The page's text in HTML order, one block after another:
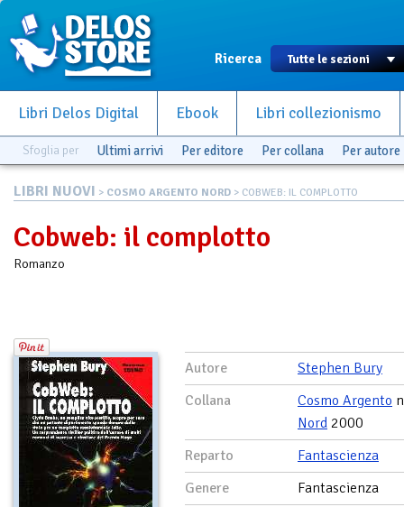
Ricerca
Libri Delos Digital Ebook Libri collezionismo
Sfoglia per Ultimi arrivi Per editore Per collana Per autore
LIBRI NUOVI > COSMO ARGENTO NORD > COBWEB: IL COMPLOTTO
Cobweb: il complotto
Romanzo
Autore
Stephen Bury
Collana
Cosmo Argento
Nord 2000
Reparto
Fantascienza
Genere
Fantascienza